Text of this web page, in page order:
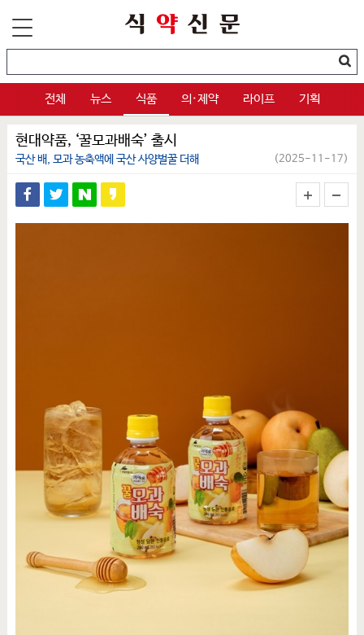
전체 뉴스 식품 의·제약 라이프 기획
현대약품, ‘꿀모과배숙’ 출시
국산 배, 모과 농축액에 국산 사양벌꿀 더해 (2025-11-17)